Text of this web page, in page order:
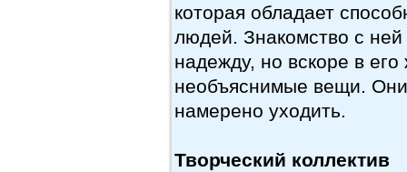
которая обладает
людей. Знакомство с
надежду, но вскоре в
необъяснимые вещи.
намерено уходить.
Творческий коллектив